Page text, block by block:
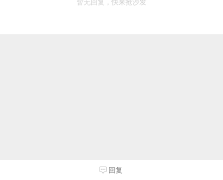
暂无回复，快来抢沙发
回复